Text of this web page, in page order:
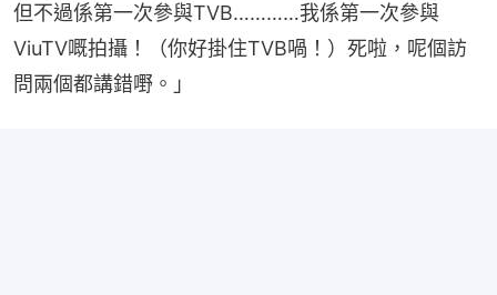
但不過係第一次參與TVB…………我係第一次參與
ViuTV嘅拍攝！（你好掛住TVB喎！）死啦，呢個訪
問兩個都講錯嘢。」